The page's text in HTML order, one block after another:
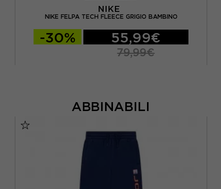
NIKE
NIKE FELPA TECH FLEECE GRIGIO BAMBINO
-30% 55,99€
79,99€
ABBINABILI